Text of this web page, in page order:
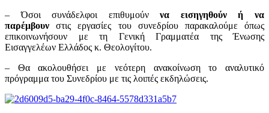
– Όσοι συνάδελφοι επιθυμούννα
εισηγηθούν ή να
παρέμβουν στις εργασίες του συνεδρίου παρακαλούμε όπως
επικοινωνήσουν με τη Γενική Γραμματέα της Ένωσης
Εισαγγελέων Ελλάδος κ. Θεολογίτου.
– Θα ακολουθήσει με νεότερη ανακοίνωση το αναλυτικό
πρόγραμμα του Συνεδρίου με τις λοιπές εκδηλώσεις.